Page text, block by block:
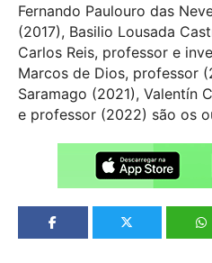
Fernando Paulouro das
(2017), Basilio Lousada
Carlos Reis, professor e
Marcos de Dios, professor
Saramago (2021), Valentín
e professor (2022) são os